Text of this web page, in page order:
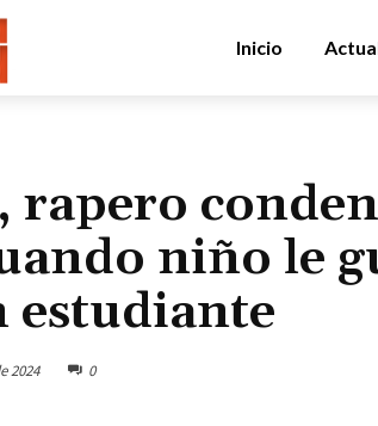
Inicio
niño le
estudiante
2024 0